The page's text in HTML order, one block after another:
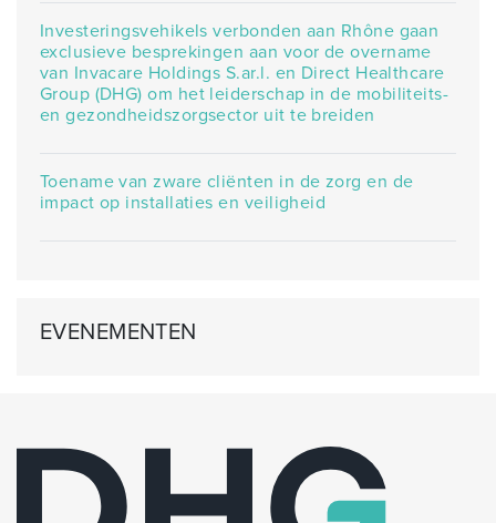
Investeringsvehikels verbonden aan Rhône gaan
exclusieve besprekingen aan voor de overname
van Invacare Holdings S.ar.l. en Direct Healthcare
Group (DHG) om het leiderschap in de mobiliteits-
en gezondheidszorgsector uit te breiden
Toename van zware cliënten in de zorg en de
impact op installaties en veiligheid
EVENEMENTEN